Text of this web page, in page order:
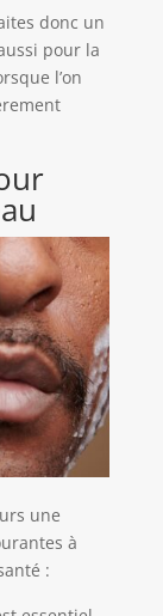
donc un
pour la
l’on
une
à
: